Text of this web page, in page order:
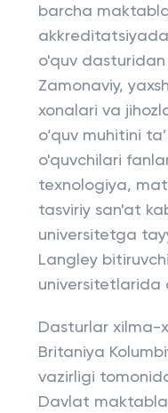
barcha
o'quv
Zamonaviy,
xonalari va
o‘quv muhitini
o'quvchilari
texnologiya,
tasviriy san'at
universitetga
Langley
universitetlarida
Dasturlar xilma-
Britaniya
vazirligi
Davlat